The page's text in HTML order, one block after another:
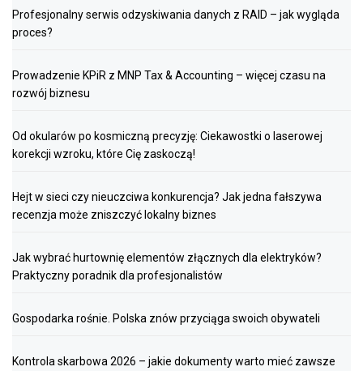
Profesjonalny serwis odzyskiwania danych z RAID – jak wygląda
proces?
Prowadzenie KPiR z MNP Tax & Accounting – więcej czasu na
rozwój biznesu
Od okularów po kosmiczną precyzję: Ciekawostki o laserowej
korekcji wzroku, które Cię zaskoczą!
Hejt w sieci czy nieuczciwa konkurencja? Jak jedna fałszywa
recenzja może zniszczyć lokalny biznes
Jak wybrać hurtownię elementów złącznych dla elektryków?
Praktyczny poradnik dla profesjonalistów
Gospodarka rośnie. Polska znów przyciąga swoich obywateli
Kontrola skarbowa 2026 – jakie dokumenty warto mieć zawsze